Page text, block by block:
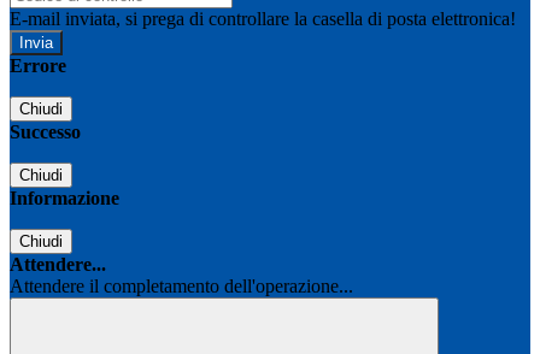
E-mail inviata, si prega di controllare la casella di posta elettronica!
Errore
Chiudi
Successo
Chiudi
Informazione
Chiudi
Attendere...
Attendere il completamento dell'operazione...